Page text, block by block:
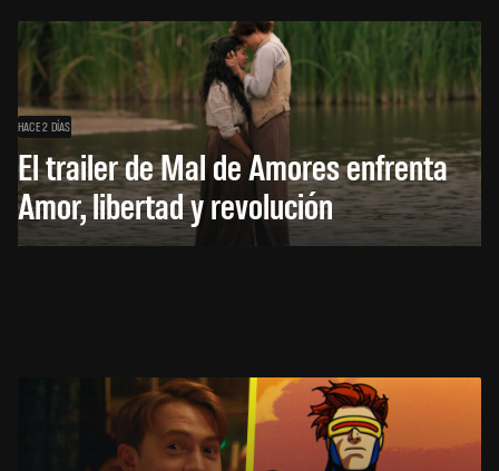
HACE 2 DÍAS
El trailer de Mal de Amores enfrenta
Amor, libertad y revolución